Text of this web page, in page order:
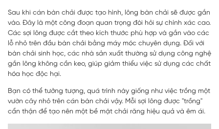
Sau khi cán bàn chải được tạo hình, lông bàn chải sẽ được gắn
vào. Đây là một công đoạn quan trọng đòi hỏi sự chính xác cao.
Các sợi lông được cắt theo kích thước phù hợp và gắn vào các
lỗ nhỏ trên đầu bàn chải bằng máy móc chuyên dụng. Đối với
bàn chải sinh học, các nhà sản xuất thường sử dụng công nghệ
gắn lông không cần keo, giúp giảm thiểu việc sử dụng các chất
hóa học độc hại.
Bạn có thể tưởng tượng, quá trình này giống như việc trồng một
vườn cây nhỏ trên cán bàn chải vậy. Mỗi sợi lông được "trồng"
cẩn thận để tạo nên một bề mặt chải răng hiệu quả và êm ái.